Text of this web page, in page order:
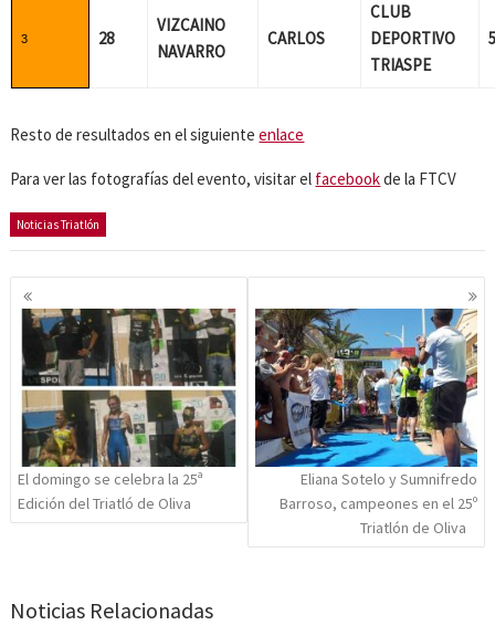
3 28
VIZCAINO
NAVARRO
CARLOS
CLUB
DEPORTIVO
TRIASPE
Resto de resultados en el siguienteenlace
Para ver las fotografías del evento, visitar el facebookde la FTCV
Noticias Triatlón
Navegación
de
entradas
El domingo se celebra la 25ª
Edición del Triatló de Oliva
Eliana Sotelo y Sumnifredo
Barroso, campeones en el 25º
Triatlón de Oliva
Noticias Relacionadas